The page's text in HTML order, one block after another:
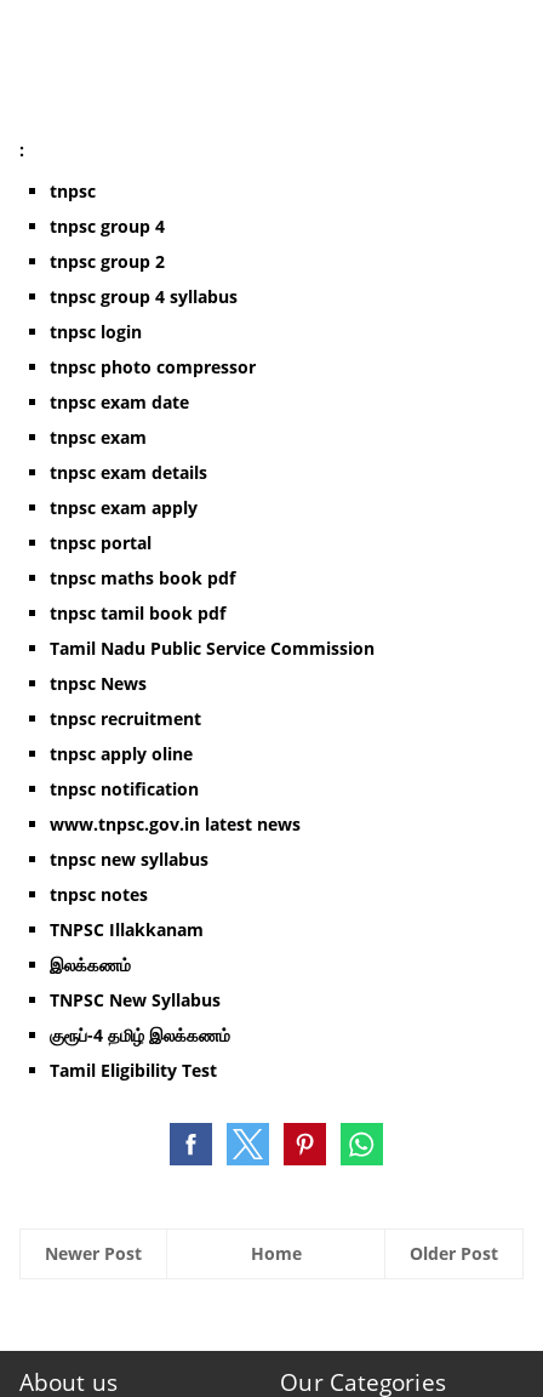
:
tnpsc
tnpsc group 4
tnpsc group 2
tnpsc group 4 syllabus
tnpsc login
tnpsc photo compressor
tnpsc exam date
tnpsc exam
tnpsc exam details
tnpsc exam apply
tnpsc portal
tnpsc maths book pdf
tnpsc tamil book pdf
Tamil Nadu Public Service Commission
tnpsc News
tnpsc recruitment
tnpsc apply oline
tnpsc notification
www.tnpsc.gov.in latest news
tnpsc new syllabus
tnpsc notes
TNPSC Illakkanam
இலக்கணம்
TNPSC New Syllabus
குரூப்-4 தமிழ் இலக்கணம்
Tamil Eligibility Test
Newer Post Older Post
Home
About us Our Categories